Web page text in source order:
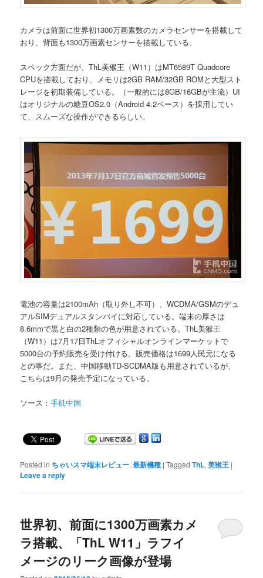
カメラは前面に世界初1300万画素数のカメラセンサーを搭載して
おり、背面も1300万画素センサーを搭載している。
スペック方面だが、ThL美猴王（W11）はMT6589T Quadcore
CPUを搭載しており、メモリは2GB RAM/32GB ROMと大型スト
レージを初期装備している。（一般的には8GB/16GBが主流）UI
はオリジナルの糖豆OS2.0（Android 4.2ベース）を採用してい
て、スムーズな操作ができるらしい。
電池の容量は2100mAh（取り外し不可）、WCDMA/GSMのデュ
アルSIMデュアルスタンバイに対応している。端末の厚さは
8.6mmで黒と白の2種類の色が用意されている。ThL美猴王
（W11）は7月17日ThLオフィシャルオンラインマーケットで
5000台の予約販売を受け付ける。販売価格は1699人民元になる
との事だ。また、中国移動TD-SCDMA版も用意されているが、
こちらは9月の発売予定になっている。
ソース：手机中国
Posted in ちゃいスマ端末レビュー,最新機種 |Tagged ThL,美猴王 |
Leave a reply
世界初、前面に1300万画素カメ
ラ搭載、「ThL W11」ラフイ
メージのリーク画像が登場